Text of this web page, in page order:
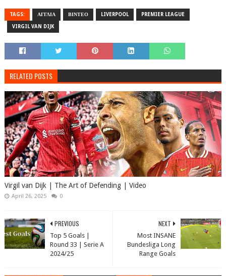
TAGS: ΑΓΓΛΙΑ ΒΙΝΤΕΟ LIVERPOOL PREMIER LEAGUE
VIRGIL VAN DIJK
RELATED POSTS
Virgil van Dijk | The Art of Defending | Video
April 26, 2025 0
NEXT
Most INSANE
Bundesliga Long
Range Goals
PREVIOUS
Top 5 Goals |
Round 33 | Serie A
2024/25